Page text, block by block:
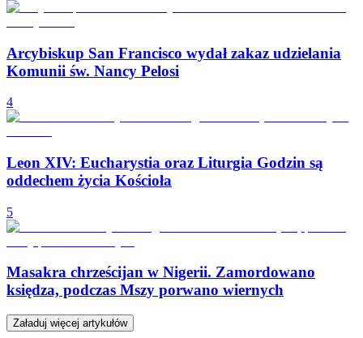
Arcybiskup San Francisco wydał zakaz udzielania
Komunii św. Nancy Pelosi
4
Leon XIV: Eucharystia oraz Liturgia Godzin są
oddechem życia Kościoła
5
Masakra chrześcijan w Nigerii. Zamordowano
księdza, podczas Mszy porwano wiernych
Załaduj więcej artykułów